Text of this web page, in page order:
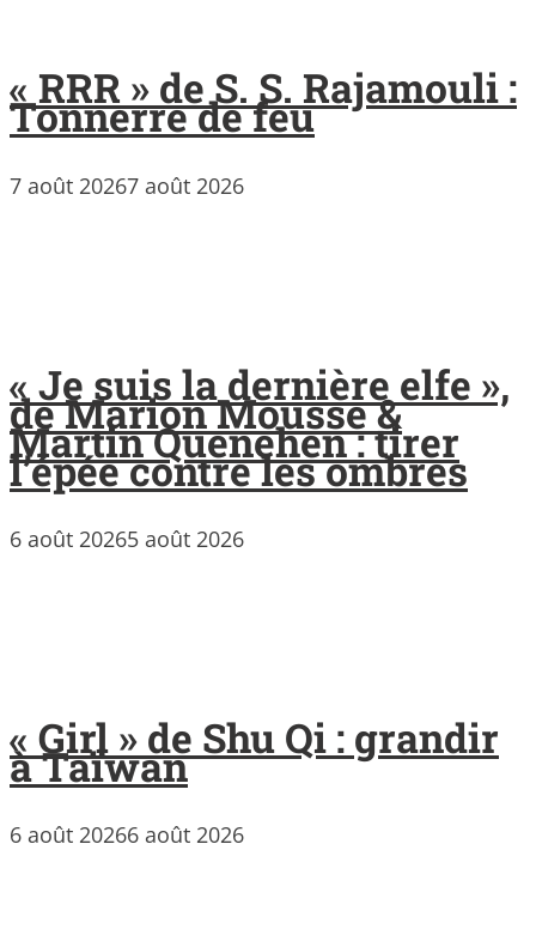
« RRR » de S. S. Rajamouli :
Tonnerre de feu
7 août 20267 août 2026
« Je suis la dernière elfe »,
de Marion Mousse &
Martin Quenehen : tirer
l’épée contre les ombres
6 août 20265 août 2026
« Girl » de Shu Qi : grandir
à Taïwan
6 août 20266 août 2026